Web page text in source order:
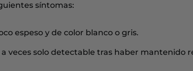
síntomas:
espeso y de color blanco o gris.
veces solo detectable tras haber mantenido